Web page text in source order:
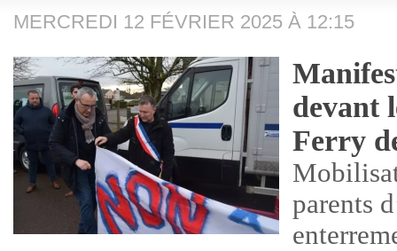
MERCREDI 12 FÉVRIER 2025 À 12:15
devant
Ferry
parents